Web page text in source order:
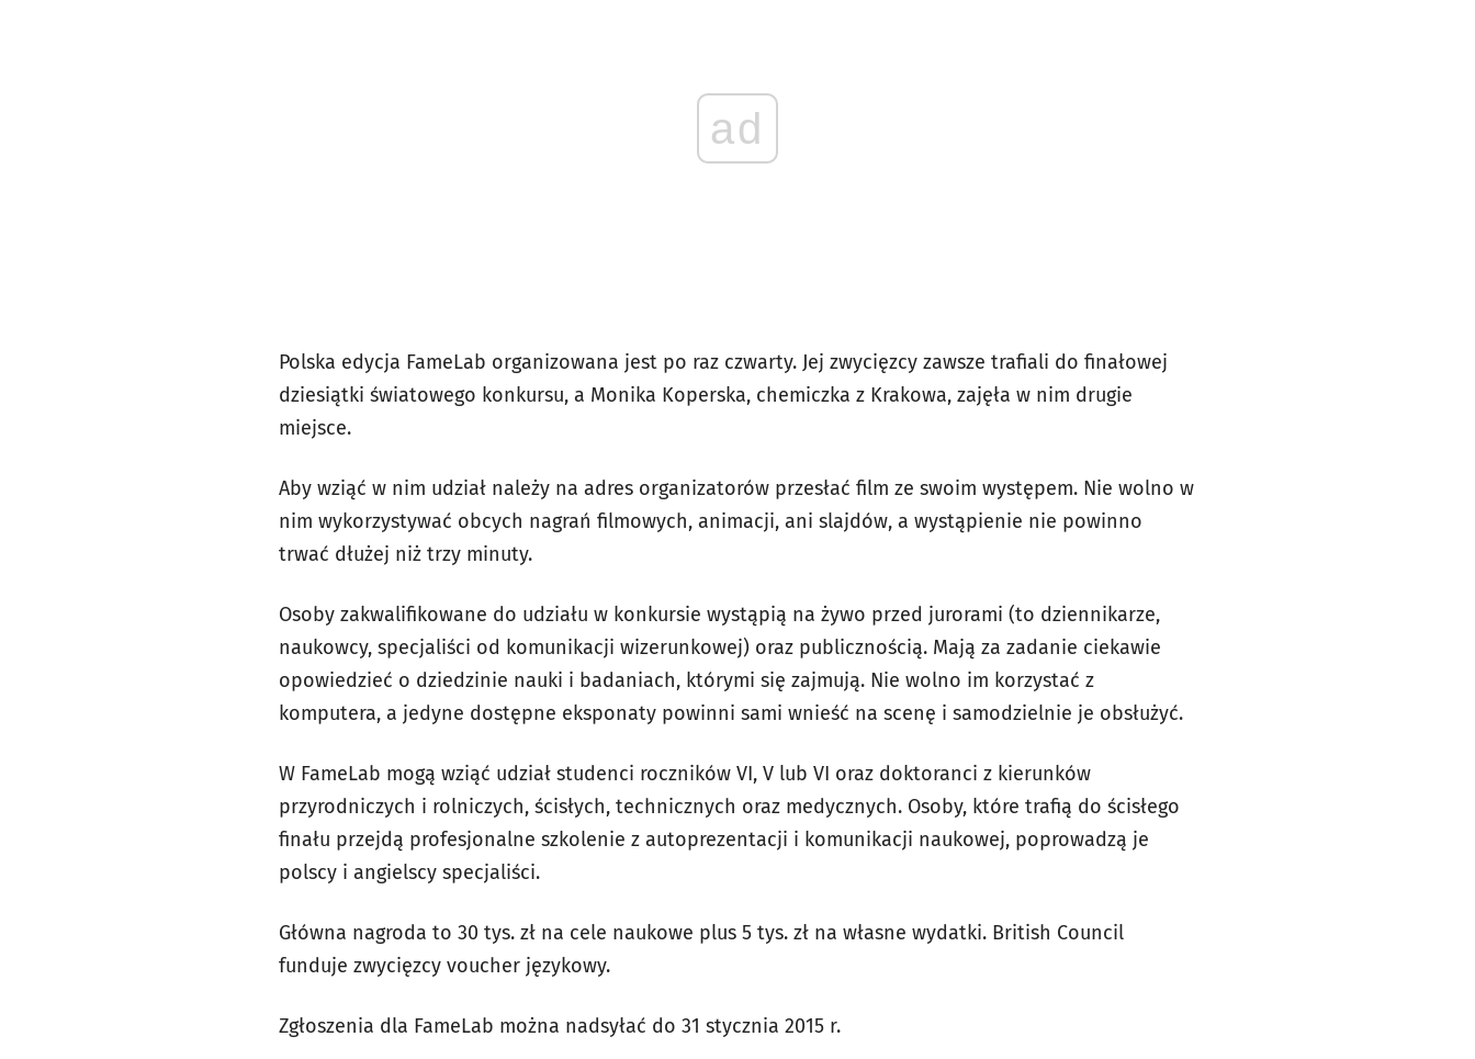
ad
Polska edycja FameLab organizowana jest po raz czwarty. Jej zwycięzcy zawsze trafiali do finałowej
dziesiątki światowego konkursu, a Monika Koperska, chemiczka z Krakowa, zajęła w nim drugie
miejsce.
Aby wziąć w nim udział należy na adres organizatorów przesłać film ze swoim występem. Nie wolno w
nim wykorzystywać obcych nagrań filmowych, animacji, ani slajdów, a wystąpienie nie powinno
trwać dłużej niż trzy minuty.
Osoby zakwalifikowane do udziału w konkursie wystąpią na żywo przed jurorami (to dziennikarze,
naukowcy, specjaliści od komunikacji wizerunkowej) oraz publicznością. Mają za zadanie ciekawie
opowiedzieć o dziedzinie nauki i badaniach, którymi się zajmują. Nie wolno im korzystać z
komputera, a jedyne dostępne eksponaty powinni sami wnieść na scenę i samodzielnie je obsłużyć.
W FameLab mogą wziąć udział studenci roczników VI, V lub VI oraz doktoranci z kierunków
przyrodniczych i rolniczych, ścisłych, technicznych oraz medycznych. Osoby, które trafią do ścisłego
finału przejdą profesjonalne szkolenie z autoprezentacji i komunikacji naukowej, poprowadzą je
polscy i angielscy specjaliści.
Główna nagroda to 30 tys. zł na cele naukowe plus 5 tys. zł na własne wydatki. British Council
funduje zwycięzcy voucher językowy.
Zgłoszenia dla FameLab można nadsyłać do 31 stycznia 2015 r.